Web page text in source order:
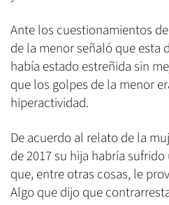
Ante los cuestionamientos
de la menor señaló que esta
había estado estreñida sin
que los golpes de la menor
hiperactividad.
De acuerdo al relato de la
de 2017 su hija habría
que, entre otras cosas, le
Algo que dijo que